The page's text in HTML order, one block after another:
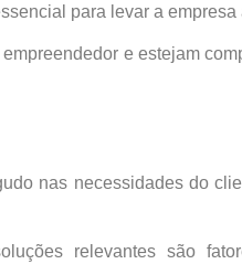
para levar a
e estejam
nas necessidades do
relevantes são